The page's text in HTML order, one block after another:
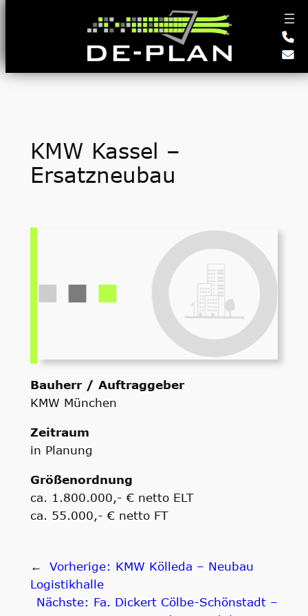
KMW Kassel –
Ersatzneubau
Bauherr / Auftraggeber
KMW München
Zeitraum
in Planung
Größenordnung
ca. 1.800.000,- € netto ELT
ca. 55.000,- € netto FT
← Vorherige: KMW Kölleda – Neubau
Logistikhalle
Nächste: Fa. Dickert Cölbe-Schönstadt –